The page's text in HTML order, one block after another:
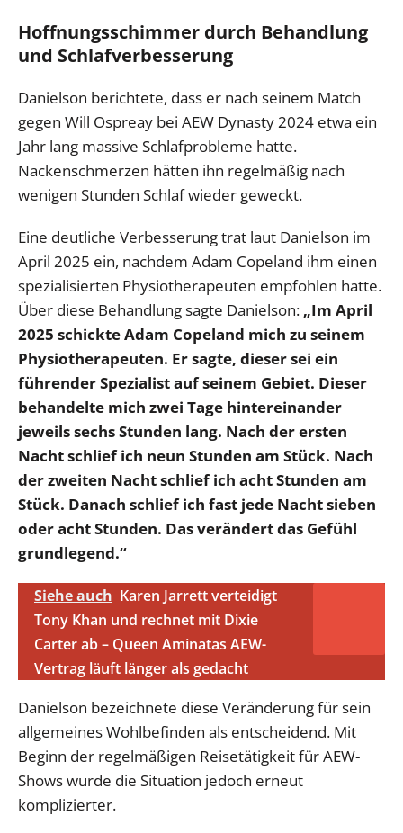
Hoffnungsschimmer durch Behandlung
und Schlafverbesserung
Danielson berichtete, dass er nach seinem Match
gegen Will Ospreay bei AEW Dynasty 2024 etwa ein
Jahr lang massive Schlafprobleme hatte.
Nackenschmerzen hätten ihn regelmäßig nach
wenigen Stunden Schlaf wieder geweckt.
Eine deutliche Verbesserung trat laut Danielson im
April 2025 ein, nachdem Adam Copeland ihm einen
spezialisierten Physiotherapeuten empfohlen hatte.
Über diese Behandlung sagte Danielson: „Im April
2025 schickte Adam Copeland mich zu seinem
Physiotherapeuten. Er sagte, dieser sei ein
führender Spezialist auf seinem Gebiet. Dieser
behandelte mich zwei Tage hintereinander
jeweils sechs Stunden lang. Nach der ersten
Nacht schlief ich neun Stunden am Stück. Nach
der zweiten Nacht schlief ich acht Stunden am
Stück. Danach schlief ich fast jede Nacht sieben
oder acht Stunden. Das verändert das Gefühl
grundlegend.“
Siehe auch Karen Jarrett verteidigt
Tony Khan und rechnet mit Dixie
Carter ab – Queen Aminatas AEW-
Vertrag läuft länger als gedacht
Danielson bezeichnete diese Veränderung für sein
allgemeines Wohlbefinden als entscheidend. Mit
Beginn der regelmäßigen Reisetätigkeit für AEW-
Shows wurde die Situation jedoch erneut
komplizierter.